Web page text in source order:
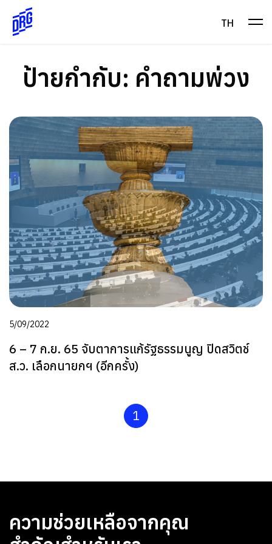
content
TH
ป้ายกำกับ: คำถามพ่วง
5/09/2022
6 – 7 ก.ย. 65 จับตาการแก้รัฐธรรมนูญ ปิดสวิตช์
ส.ว. เลือกนายกฯ (อีกครั้ง)
1
ความช่วยเหลือจากคุณ